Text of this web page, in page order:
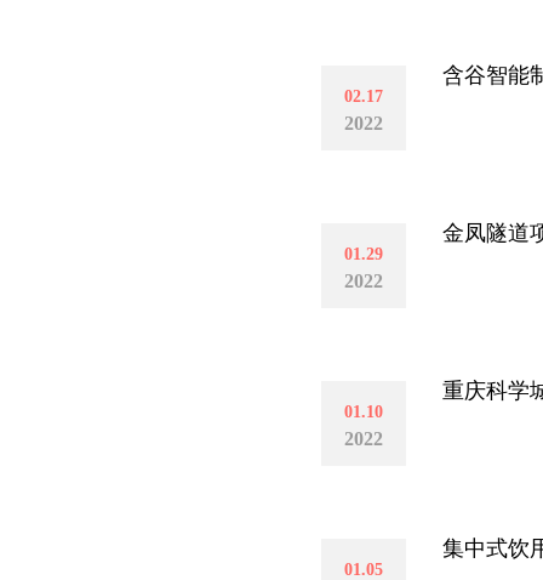
02.17
2022
含谷智能
01.29
2022
金凤隧道
01.10
2022
重庆科学
01.05
集中式饮